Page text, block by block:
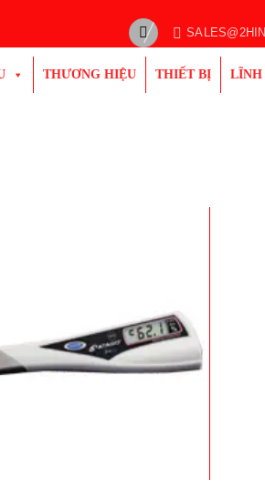
THƯƠNG HIỆU THIẾT BỊ LĨNH